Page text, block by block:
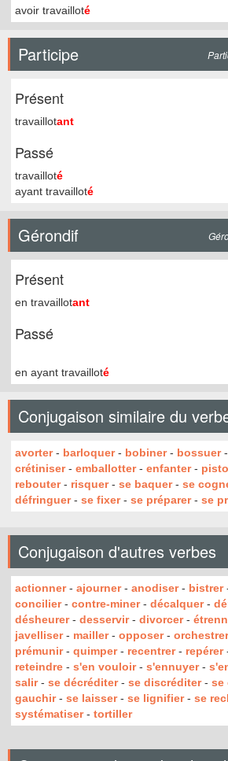
avoir travailloté
Participe
Présent
travaillotant
Passé
travailloté
ayant travailloté
Gérondif
Présent
en travaillotant
Passé
en ayant travailloté
Conjugaison similaire du
avorter- barloquer- bobiner- bossuer-
crétiniser- emballotter- enfanter-
rebouter- risquer- se baquer- se
défringuer- se fixer- se préparer- se
Conjugaison d'autres verbes
actionner- ajourner- anodiser- bistrer
concilier- contre-miner- décalquer-
désheurer- desservir- divorcer-
javelliser- mailler- opposer- orchestrer
prémunir- quimper- recentrer- repérer
reteindre - s'en vouloir- s'ennuyer-
salir- se décréditer- se discréditer- se
gauchir- se laisser- se lignifier- se
systématiser- tortiller